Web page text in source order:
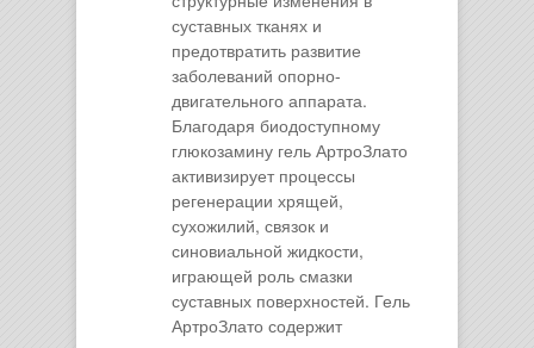
суставных тканях и
предотвратить развитие
заболеваний опорно-
двигательного аппарата.
Благодаря биодоступному
глюкозамину гель АртроЗлато
активизирует процессы
регенерации хрящей,
сухожилий, связок и
синовиальной жидкости,
играющей роль смазки
суставных поверхностей. Гель
АртроЗлато содержит